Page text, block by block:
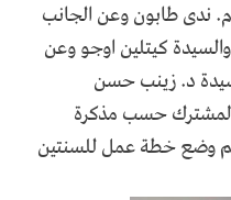
ندى طابون وعن الجانب
كيتلين اوجو وعن
د. زينب حسن
حسب مذكرة
وضع خطة عمل للسنتين